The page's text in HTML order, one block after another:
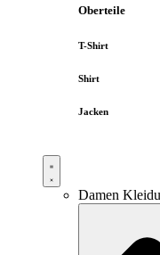
Oberteile
T-Shirt
Shirt
Jacken
Damen